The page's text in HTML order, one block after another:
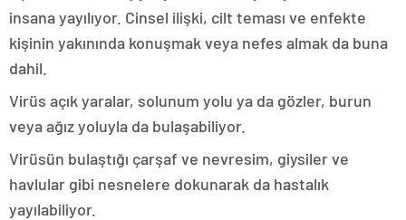
insana yayılıyor. Cinsel ilişki, cilt teması ve enfekte
kişinin yakınında konuşmak veya nefes almak da buna
dahil.
Virüs açık yaralar, solunum yolu ya da gözler, burun
veya ağız yoluyla da bulaşabiliyor.
Virüsün bulaştığı çarşaf ve nevresim, giysiler ve
havlular gibi nesnelere dokunarak da hastalık
yayılabiliyor.